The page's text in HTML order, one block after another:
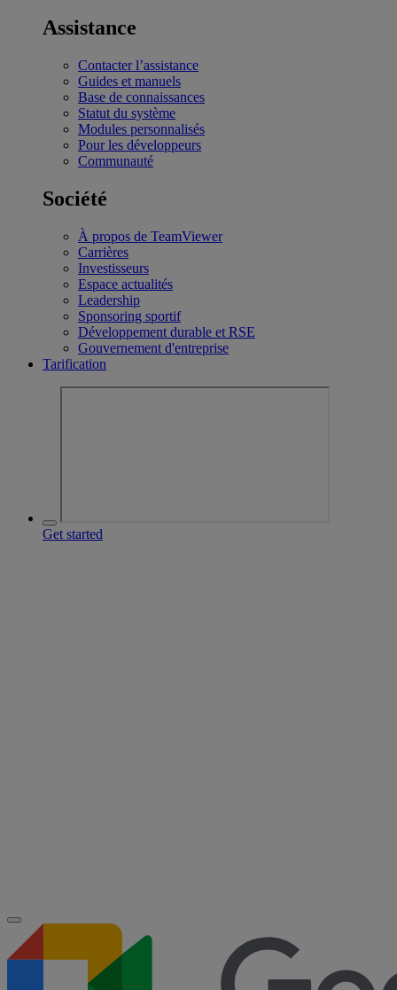
Assistance
Contacter l’assistance
Guides et manuels
Base de connaissances
Statut du système
Modules personnalisés
Pour les développeurs
Communauté
Société
À propos de TeamViewer
Carrières
Investisseurs
Espace actualités
Leadership
Sponsoring sportif
Développement durable et RSE
Gouvernement d'entreprise
Tarification
Get started